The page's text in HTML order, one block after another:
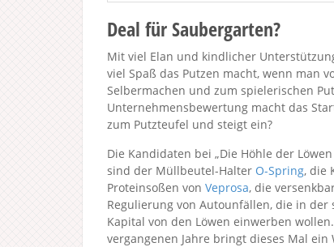
Deal für Saubergarten?
Mit viel Elan und kindlicher
viel Spaß das Putzen macht, wenn man
Selbermachen und zum spielerischen
Unternehmensbewertung macht das
zum Putzteufel und steigt ein?
Die Kandidaten bei „Die Höhle der
sind der Müllbeutel-Halter O-Spring, die
Proteinsoßen von Veprosa, die
Regulierung von Autounfällen, die in der
Kapital von den Löwen einwerben
vergangenen Jahre bringt dieses Mal